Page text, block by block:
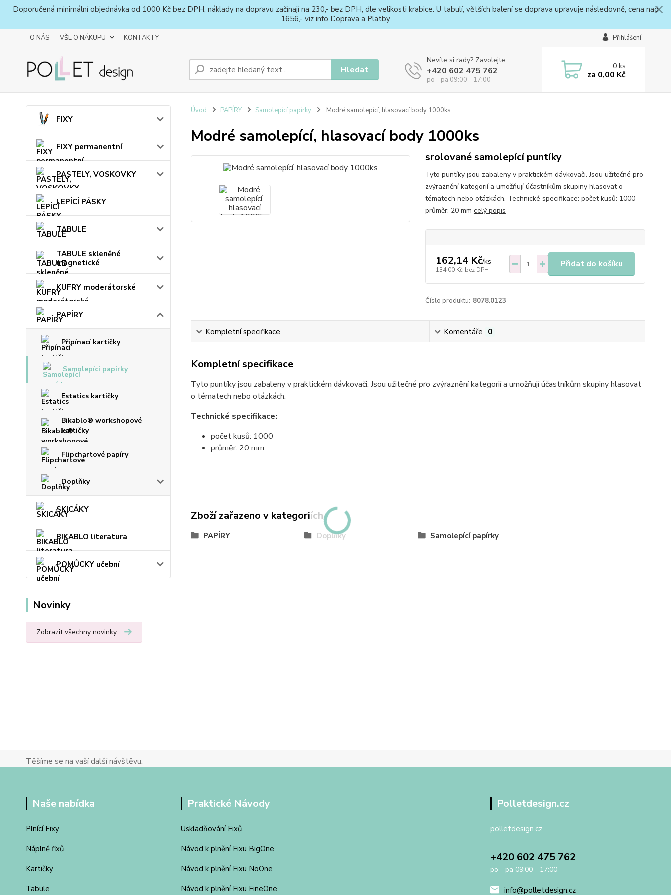
Doporučená minimální objednávka od 1000 Kč bez DPH, náklady na dopravu začínají na 230,- bez DPH, dle velikosti krabice. U tabulí, větších balení se doprava upravuje následovně, cena nad
1656,- viz info Doprava a Platby
O NÁS VŠE O NÁKUPU KONTAKTY Přihlášení
Hledat
Nevíte si rady? Zavolejte.
+420 602 475 762
po - pa 09:00 - 17:00
0ks
za 0,00 Kč
FIXY
FIXY permanentní
PASTELY, VOSKOVKY
LEPÍCÍ PÁSKY
TABULE
TABULE skleněné
magnetické
KUFRY moderátorské
PAPÍRY
Připínací kartičky
Samolepící papírky
Estatics kartičky
Bikablo® workshopové
kartičky
Flipchartové papíry
Doplňky
SKICÁKY
BIKABLO literatura
POMŮCKY učební
Novinky
Zobrazit všechny novinky
Úvod PAPÍRY Samolepící papírky Modré samolepící, hlasovací body 1000ks
Modré samolepící, hlasovací body 1000ks
srolované samolepící puntíky
Tyto puntíky jsou zabaleny v praktickém dávkovači. Jsou užitečné pro
zvýraznění kategorií a umožňují účastníkům skupiny hlasovat o
tématech nebo otázkách. Technické specifikace: počet kusů: 1000
průměr: 20 mm celý popis
162,14 Kč/ks
134,00 Kč bez DPH
Přidat do košíku
Číslo produktu: 8078.0123
Kompletní specifikace Komentáře 0
Kompletní specifikace
Tyto puntíky jsou zabaleny v praktickém dávkovači. Jsou užitečné pro zvýraznění kategorií a umožňují účastníkům skupiny hlasovat
o tématech nebo otázkách.
Technické specifikace:
počet kusů: 1000
průměr: 20 mm
Zboží zařazeno v kategoriích
PAPÍRY Doplňky Samolepící papírky
Těšíme se na vaší další návštěvu.
Naše nabídka
Plnící Fixy
Náplně fixů
Kartičky
Tabule
Praktické Návody
Uskladňování Fixů
Návod k plnění Fixu BigOne
Návod k plnění Fixu NoOne
Návod k plnění Fixu FineOne
Polletdesign.cz
polletdesign.cz
+420 602 475 762
po - pa 09:00 - 17:00
info@polletdesign.cz